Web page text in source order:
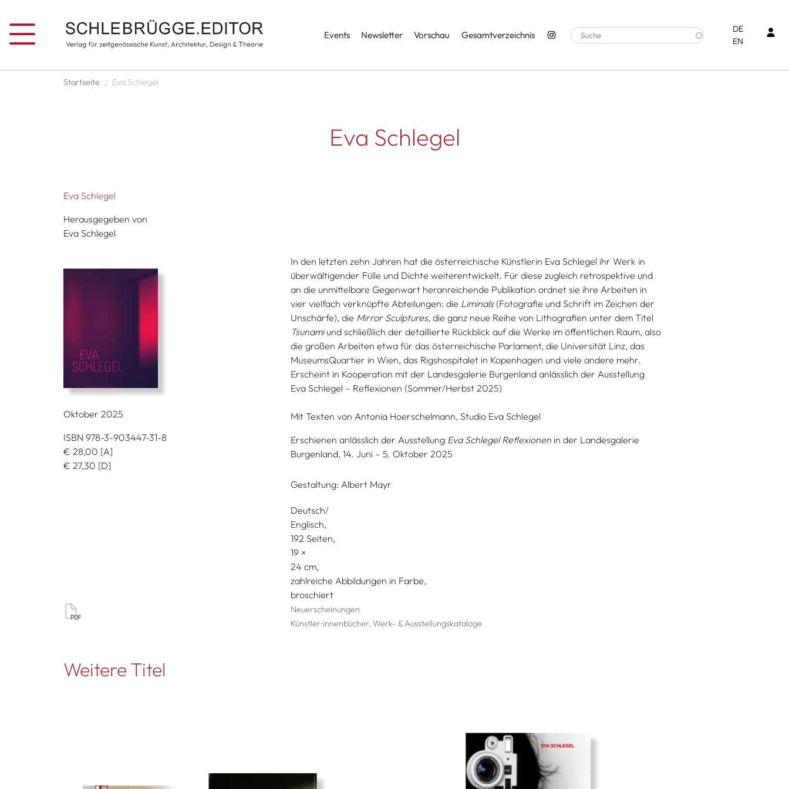
Services
Events Newsletter Vorschau Gesamtverzeichnis
DE
EN
Pfadnavigation
Startseite Eva Schlegel
Eva Schlegel
Eva Schlegel
Herausgegeben von
Eva Schlegel
Oktober 2025
ISBN 978-3-903447-31-8
€ 28,00 [A]
€ 27,30 [D]
In den letzten zehn Jahren hat die österreichische Künstlerin Eva Schlegel ihr Werk in
überwältigender Fülle und Dichte weiterentwickelt. Für diese zugleich retrospektive und
an die unmittelbare Gegenwart heranreichende Publikation ordnet sie ihre Arbeiten in
vier vielfach verknüpfte Abteilungen: die Liminals (Fotografie und Schrift im Zeichen der
Unschärfe), die Mirror Sculptures, die ganz neue Reihe von Lithografien unter dem Titel
Tsunamiund schließlich der detaillierte Rückblick auf die Werke im öffentlichen Raum, also
die großen Arbeiten etwa für das österreichische Parlament, die Universität Linz, das
MuseumsQuartier in Wien, das Rigshospitalet in Kopenhagen und viele andere mehr.
Erscheint in Kooperation mit der Landesgalerie Burgenland anlässlich der Ausstellung
Eva Schlegel – Reflexionen (Sommer/Herbst 2025)
Mit Texten von Antonia Hoerschelmann, Studio Eva Schlegel
Erschienen anlässlich der Ausstellung Eva Schlegel Reflexionenin der Landesgalerie
Burgenland, 14. Juni – 5. Oktober 2025
Gestaltung: Albert Mayr
Deutsch/
Englisch
192 Seiten,
19
24
zahlreiche Abbildungen in Farbe
broschiert
Neuerscheinungen
Künstler:innenbücher, Werk- & Ausstellungskataloge
Weitere Titel